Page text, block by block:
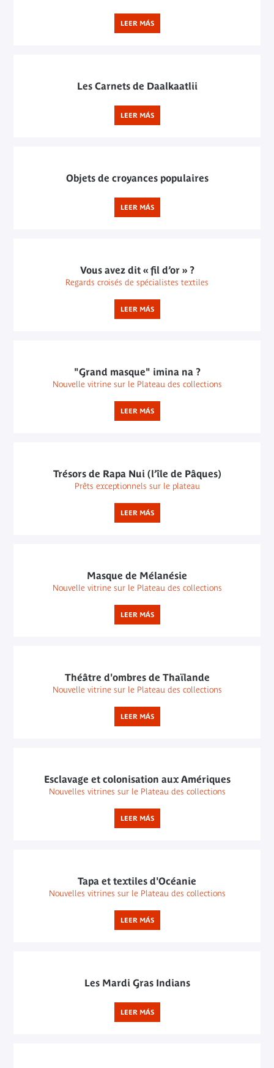
LEER MÁS
Les Carnets de Daalkaatlii
LEER MÁS
Objets de croyances populaires
LEER MÁS
Vous avez dit « fil d’or » ?
Regards croisés de spécialistes textiles
LEER MÁS
"Grand masque" imina na ?
Nouvelle vitrine sur le Plateau des collections
LEER MÁS
Trésors de Rapa Nui (l’île de Pâques)
Prêts exceptionnels sur le plateau
LEER MÁS
Masque de Mélanésie
Nouvelle vitrine sur le Plateau des collections
LEER MÁS
Théâtre d'ombres de Thaïlande
Nouvelle vitrine sur le Plateau des collections
LEER MÁS
Esclavage et colonisation aux Amériques
Nouvelles vitrines sur le Plateau des collections
LEER MÁS
Tapa et textiles d'Océanie
Nouvelles vitrines sur le Plateau des collections
LEER MÁS
Les Mardi Gras Indians
LEER MÁS